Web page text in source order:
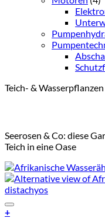
Teich- & Wasserpflanzen
Seerosen & Co: diese
Teich in eine Oase
+